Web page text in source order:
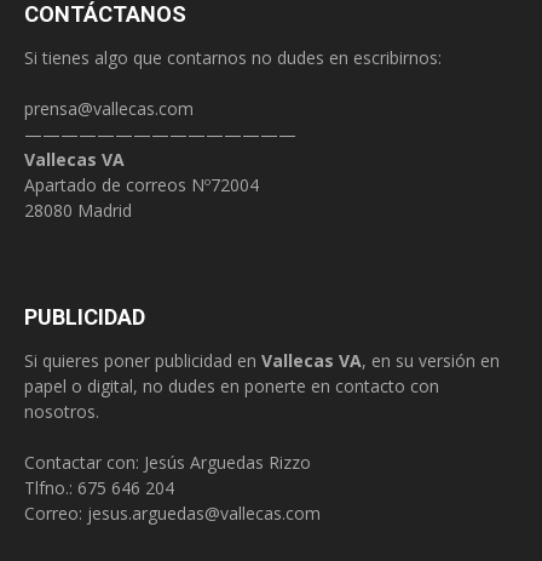
CONTÁCTANOS
Si tienes algo que contarnos no dudes en escribirnos:
prensa@vallecas.com
———————————————
Vallecas VA
Apartado de correos Nº72004
28080 Madrid
PUBLICIDAD
Si quieres poner publicidad en Vallecas VA, en su versión en
papel o digital, no dudes en ponerte en contacto con
nosotros.
Contactar con: Jesús Arguedas Rizzo
Tlfno.: 675 646 204
Correo: jesus.arguedas@vallecas.com